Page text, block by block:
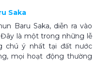
Saka
Baru Saka, diễn ra vào
là một trong những lễ
chú ý nhất tại đất nước
mọi hoạt động thường